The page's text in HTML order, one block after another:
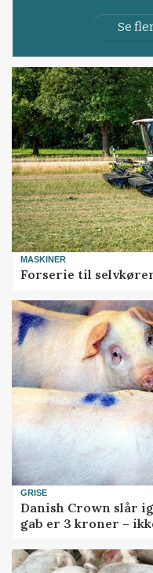
Se
MASKINER
Forserie til
GRISE
Danish Crown slår
gab er 3 kroner –